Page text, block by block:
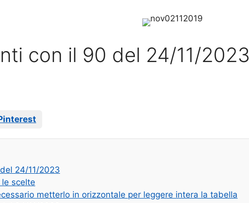
con il 90 del 24/11/2023
24/11/2023
scelte
metterlo in orizzontale per leggere intera la tabella